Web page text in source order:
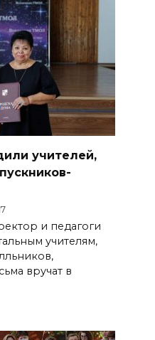
учителей,
и педагоги
учителям,
вручат в